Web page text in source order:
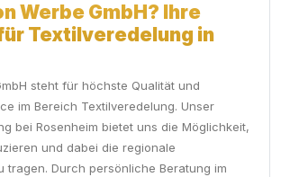
Werbe GmbH? Ihre
Textilveredelung in
steht für höchste Qualität und
im Bereich Textilveredelung. Unser
bei Rosenheim bietet uns die Möglichkeit,
und dabei die regionale
tragen. Durch persönliche Beratung im